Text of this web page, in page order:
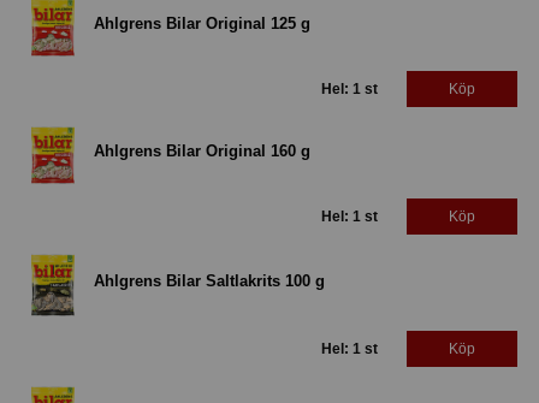
Ahlgrens Bilar Original 125 g
Hel: 1 st Köp
Ahlgrens Bilar Original 160 g
Hel: 1 st Köp
Ahlgrens Bilar Saltlakrits 100 g
Hel: 1 st Köp